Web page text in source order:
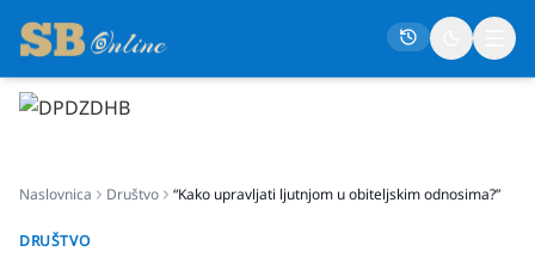
Društvo
Politika
Naslovnica Društvo “Kako upravljati ljutnjom u obiteljskim odnosima?”
DRUŠTVO